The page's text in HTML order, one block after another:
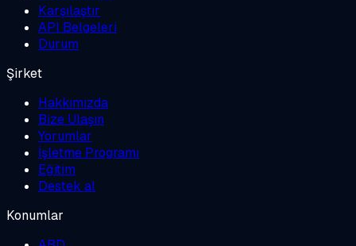
Karşılaştır
API Belgeleri
Durum
Şirket
Hakkımızda
Bize Ulaşın
Yorumlar
İşletme Programı
Eğitim
Destek al
Konumlar